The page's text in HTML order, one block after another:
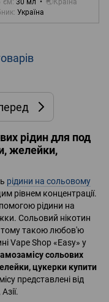
30 мл
🌏Країна
Україна
рідин для под
желейки,
рідини на сольовому
рівнем концентрації.
рідини на
Сольовий нікотин
тому такою любов'ю
Vape Shop «Easy» у
сольових
цукерки купити
представлені від